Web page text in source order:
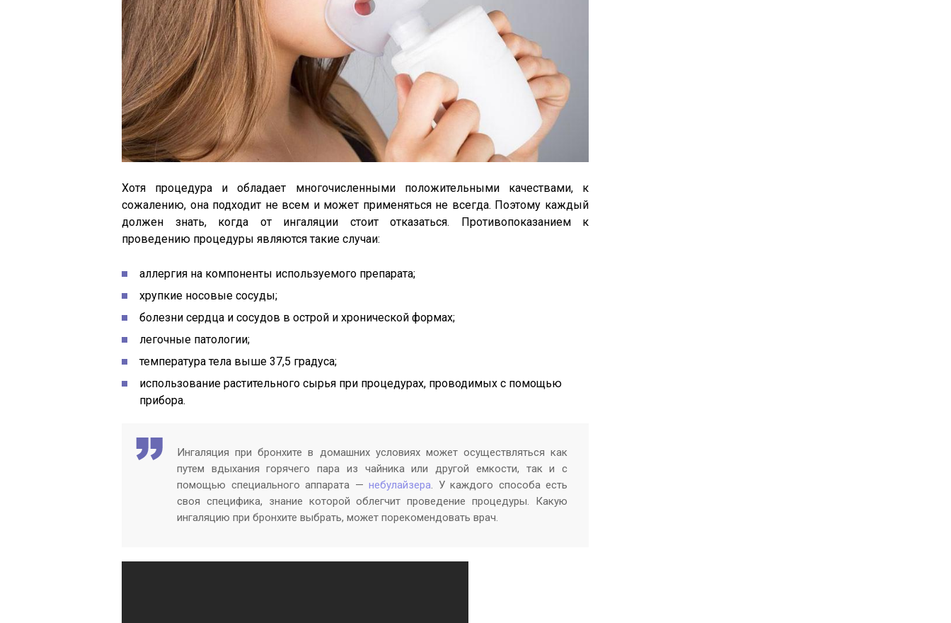
Хотя процедура и обладает многочисленными положительными качествами, к
сожалению, она подходит не всем и может применяться не всегда. Поэтому каждый
должен знать, когда от ингаляции стоит отказаться. Противопоказанием к
проведению процедуры являются такие случаи:
аллергия на компоненты используемого препарата;
хрупкие носовые сосуды;
болезни сердца и сосудов в острой и хронической формах;
легочные патологии;
температура тела выше 37,5 градуса;
использование растительного сырья при процедурах, проводимых с помощью
прибора.
Ингаляция при бронхите в домашних условиях может осуществляться как
путем вдыхания горячего пара из чайника или другой емкости, так и с
помощью специального аппарата — небулайзера. У каждого способа есть
своя специфика, знание которой облегчит проведение процедуры. Какую
ингаляцию при бронхите выбрать, может порекомендовать врач.